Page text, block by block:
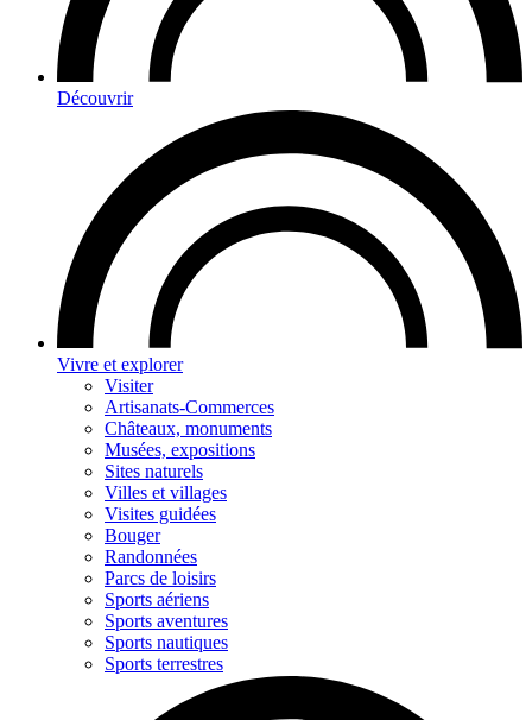
Découvrir
Vivre et explorer
Visiter
Artisanats-Commerces
Châteaux, monuments
Musées, expositions
Sites naturels
Villes et villages
Visites guidées
Bouger
Randonnées
Parcs de loisirs
Sports aériens
Sports aventures
Sports nautiques
Sports terrestres